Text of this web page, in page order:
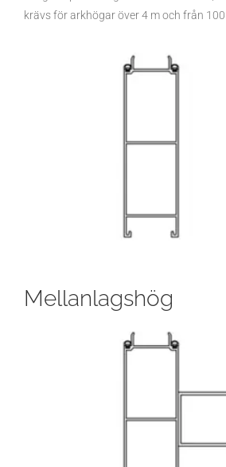
krävs för arkhögar över 4 m och från
Mellanlagshög